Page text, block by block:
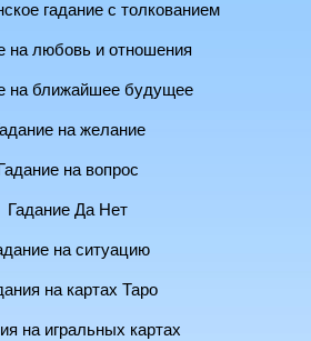
гадание с толкованием
на любовь и отношения
на ближайшее будущее
на желание
Гадание на вопрос
Гадание Да Нет
на ситуацию
на картах Таро
на игральных картах